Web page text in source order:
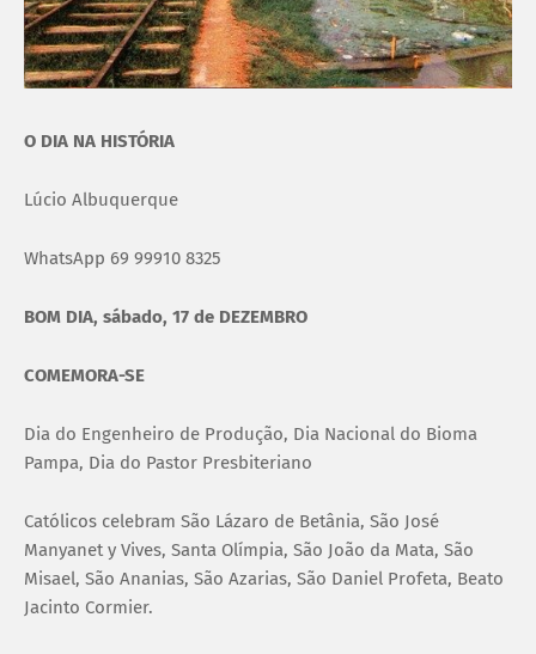
O DIA NA HISTÓRIA
Lúcio Albuquerque
WhatsApp 69 99910 8325
BOM DIA, sábado, 17 de DEZEMBRO
COMEMORA-SE
Dia do Engenheiro de Produção, Dia Nacional do Bioma
Pampa, Dia do Pastor Presbiteriano
Católicos celebram São Lázaro de Betânia, São José
Manyanet y Vives, Santa Olímpia, São João da Mata, São
Misael, São Ananias, São Azarias, São Daniel Profeta, Beato
Jacinto Cormier.